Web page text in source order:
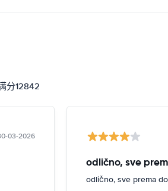
分12842
03-2026
odlično, sve
odlično, sve prema